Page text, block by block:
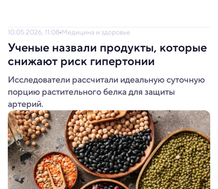
10.05.2026, 11:08 Медицина и здоровье
Ученые назвали продукты, которые
снижают риск гипертонии
Исследователи рассчитали идеальную суточную
порцию растительного белка для защиты
артерий.